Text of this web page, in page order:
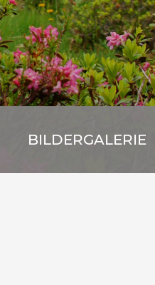
BILDERGALERIE